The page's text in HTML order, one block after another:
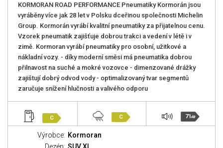
KORMORAN ROAD PERFORMANCE Pneumatiky Kormorán jsou
vyráběny více jak 28 let v Polsku dceřinou společnosti Michelin
Group. Kormorán vyrábí kvalitní pneumatiky za přijatelnou cenu.
Vzorek pneumatik zajišťuje dobrou trakci a vedení v létě i v
zimě. Kormoran vyrábí pneumatiky pro osobní, užitkové a
nákladní vozy. - díky moderní směsi má pneumatika dobrou
přilnavost na suché a mokré vozovce - dimenzované drážky
zajištují dobrý odvod vody - optimalizovaný tvar segmentů
zaručuje snížení hlučnosti a valivého odporu
C C 71dB
Výrobce: Kormoran